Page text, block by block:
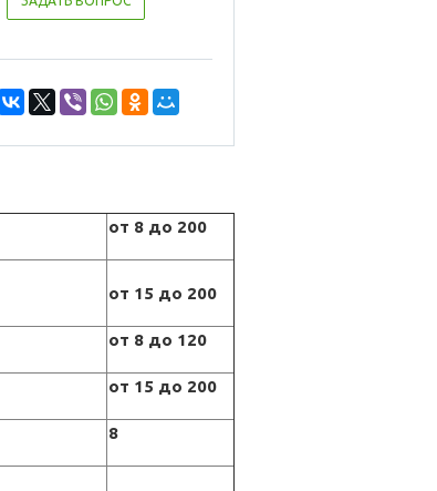
от 8 до 200
от 15 до 200
от 8 до 120
от 15 до 200
8